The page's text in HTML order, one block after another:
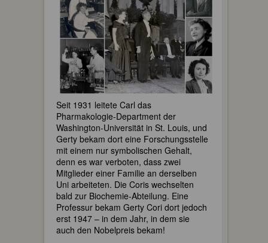
Seit 1931 leitete Carl das
Pharmakologie-Department der
Washington-Universität in St. Louis, und
Gerty bekam dort eine Forschungsstelle
mit einem nur symbolischen Gehalt,
denn es war verboten, dass zwei
Mitglieder einer Familie an derselben
Uni arbeiteten. Die Coris wechselten
bald zur Biochemie-Abteilung. Eine
Professur bekam Gerty Cori dort jedoch
erst 1947 – in dem Jahr, in dem sie
auch den Nobelpreis bekam!